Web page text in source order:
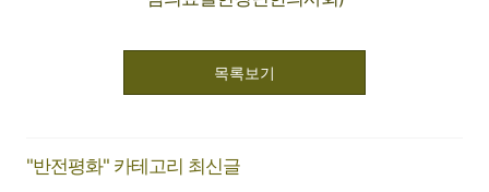
목록보기
"반전평화" 카테고리 최신글